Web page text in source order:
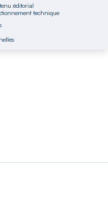
éditorial
technique